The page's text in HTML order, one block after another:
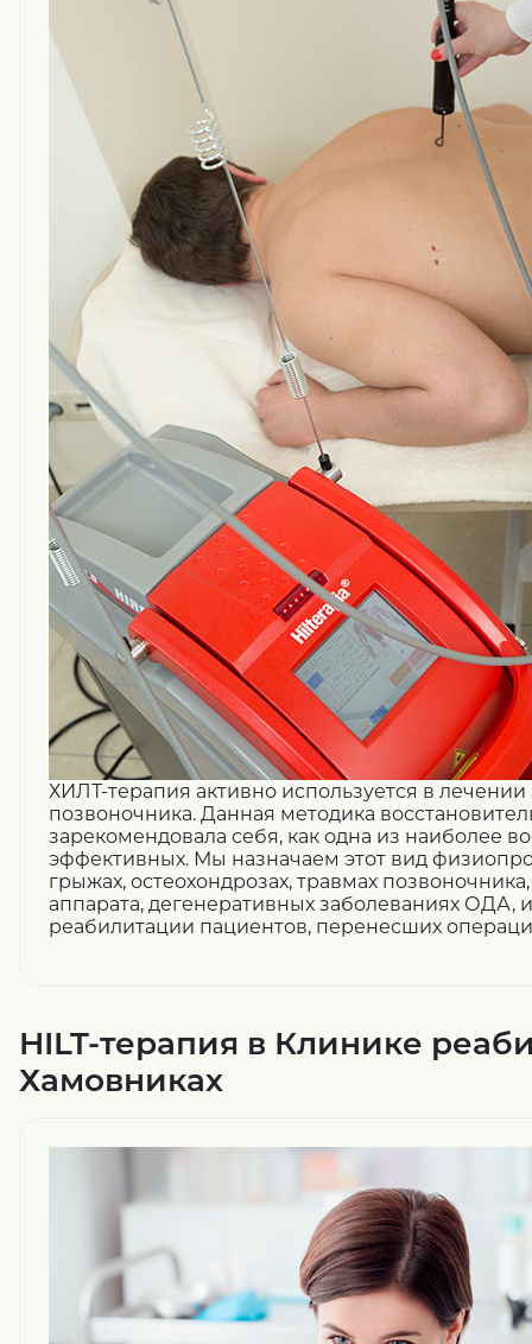
ХИЛТ-терапия активно используется в
позвоночника. Данная методика
зарекомендовала себя, как одна из наиболее
эффективных. Мы назначаем этот вид
грыжах, остеохондрозах, травмах
аппарата, дегенеративных заболеваниях ОДА,
реабилитации пациентов, перенесших
HILT-терапия в Клинике
Хамовниках